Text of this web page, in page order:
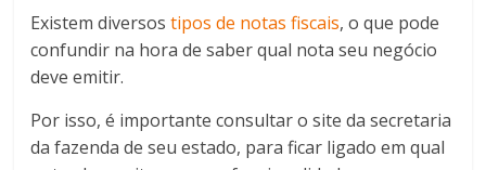
Existem diversostipos de notas fiscais, o que pode
confundir na hora de saber qual nota seu negócio
deve emitir.
Por isso, é importante consultar o site da secretaria
da fazenda de seu estado, para ficar ligado em qual